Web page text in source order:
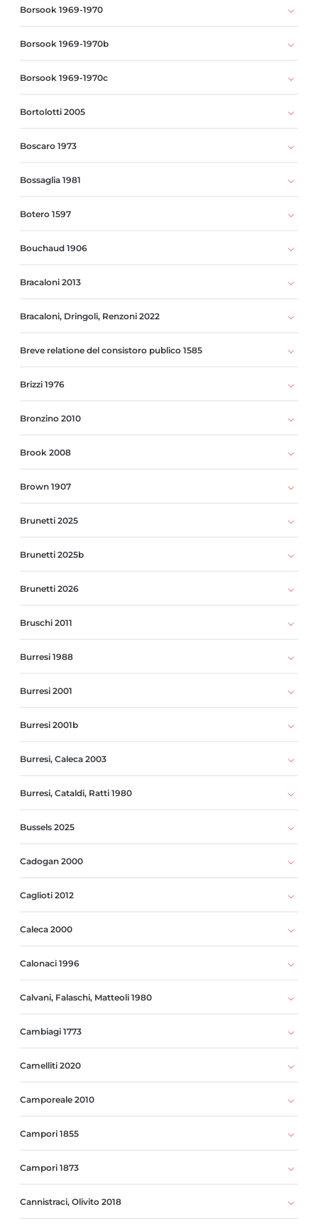
Borsook 1969-1970
Borsook 1969-1970b
Borsook 1969-1970c
Bortolotti 2005
Boscaro 1973
Bossaglia 1981
Botero 1597
Bouchaud 1906
Bracaloni 2013
Bracaloni, Dringoli, Renzoni 2022
Breve relatione del consistoro publico 1585
Brizzi 1976
Bronzino 2010
Brook 2008
Brown 1907
Brunetti 2025
Brunetti 2025b
Brunetti 2026
Bruschi 2011
Burresi 1988
Burresi 2001
Burresi 2001b
Burresi, Caleca 2003
Burresi, Cataldi, Ratti 1980
Bussels 2025
Cadogan 2000
Caglioti 2012
Caleca 2000
Calonaci 1996
Calvani, Falaschi, Matteoli 1980
Cambiagi 1773
Camelliti 2020
Camporeale 2010
Campori 1855
Campori 1873
Cannistraci, Olivito 2018